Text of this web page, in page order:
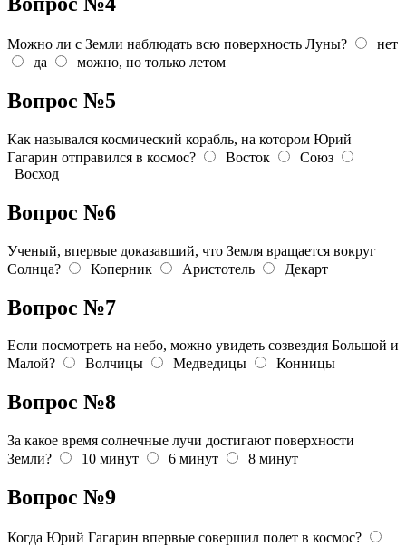
Можно ли с Земли наблюдать всю поверхность Луны?
нет
да
можно, но только летом
Вопрос №5
Как назывался космический корабль, на котором Юрий
Гагарин отправился в космос?
Восток
Союз
Восход
Вопрос №6
Ученый, впервые доказавший, что Земля вращается вокруг
Солнца?
Коперник Аристотель Декарт
Вопрос №7
Если посмотреть на небо, можно увидеть созвездия Большой и
Малой?
Волчицы Медведицы Конницы
Вопрос №8
За какое время солнечные лучи достигают поверхности
Земли?
10 минут 6 минут 8 минут
Вопрос №9
Когда Юрий Гагарин впервые совершил полет в космос?